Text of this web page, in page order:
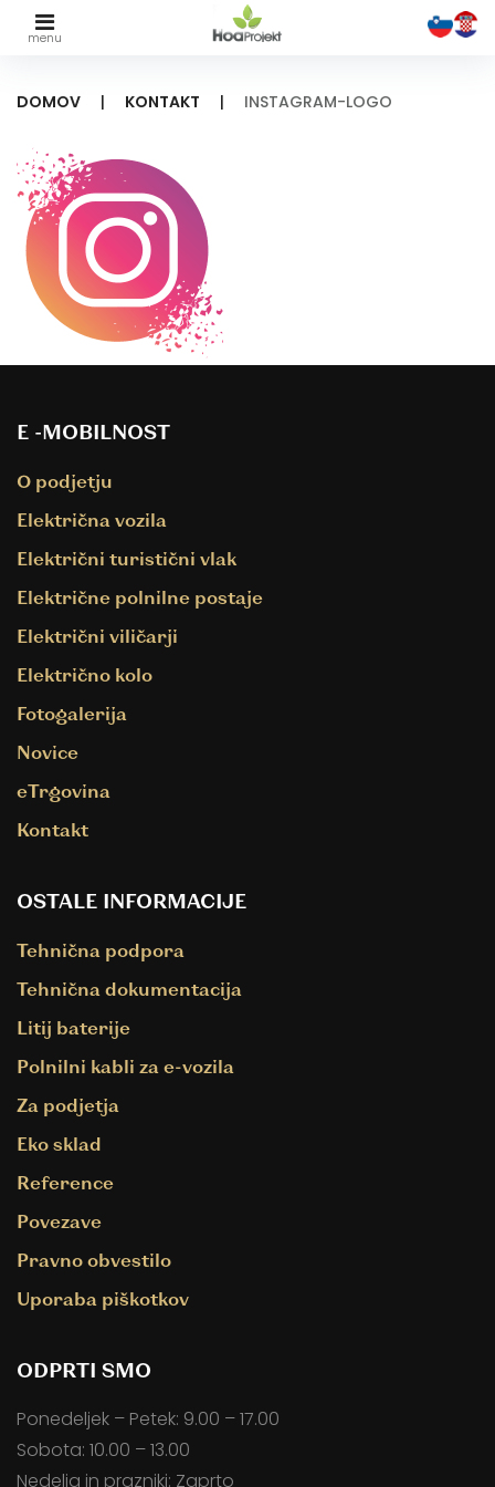
DOMOV | KONTAKT | INSTAGRAM-LOGO
INSTAGRAM-
LOGO
E -MOBILNOST
O podjetju
Električna vozila
Električni turistični vlak
Električne polnilne postaje
Električni viličarji
Električno kolo
Fotogalerija
Novice
eTrgovina
Kontakt
OSTALE INFORMACIJE
Tehnična podpora
Tehnična dokumentacija
Litij baterije
Polnilni kabli za e-vozila
Za podjetja
Eko sklad
Reference
Povezave
Pravno obvestilo
Uporaba piškotkov
ODPRTI SMO
Ponedeljek – Petek: 9.00 – 17.00
Sobota: 10.00 – 13.00
Nedelja in prazniki: Zaprto